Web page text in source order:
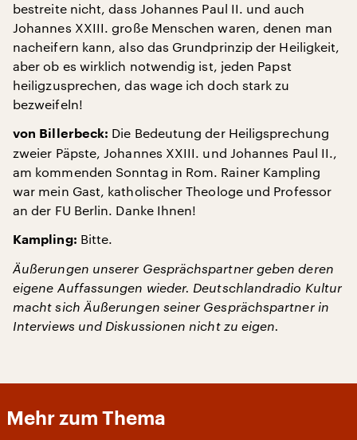
bestreite nicht, dass Johannes Paul II. und auch
Johannes XXIII. große Menschen waren, denen man
nacheifern kann, also das Grundprinzip der Heiligkeit,
aber ob es wirklich notwendig ist, jeden Papst
heiligzusprechen, das wage ich doch stark zu
bezweifeln!
von Billerbeck: Die Bedeutung der Heiligsprechung
zweier Päpste, Johannes XXIII. und Johannes Paul II.,
am kommenden Sonntag in Rom. Rainer Kampling
war mein Gast, katholischer Theologe und Professor
an der FU Berlin. Danke Ihnen!
Kampling: Bitte.
Äußerungen unserer Gesprächspartner geben deren
eigene Auffassungen wieder. Deutschlandradio Kultur
macht sich Äußerungen seiner Gesprächspartner in
Interviews und Diskussionen nicht zu eigen.
Mehr zum Thema